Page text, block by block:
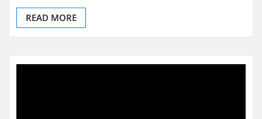
READ MORE